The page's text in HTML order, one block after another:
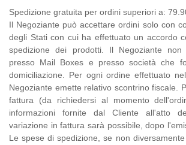
Spedizione gratuita per ordini superiori a:
Il Negoziante può accettare ordini solo con
degli Stati con cui ha effettuato un accordo
spedizione dei prodotti. Il Negoziante non
presso Mail Boxes e presso società che
domiciliazione. Per ogni ordine effettuato
Negoziante emette relativo scontrino fiscale.
fattura (da richiedersi al momento
informazioni fornite dal Cliente all'atto
variazione in fattura sarà possibile, dopo
Le spese di spedizione, se non